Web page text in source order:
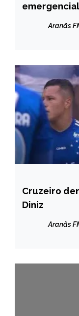
NOTÍCIAS
Aranãs
ESPORTES
NOTÍCIAS
Cruzeiro
Diniz
Aranãs